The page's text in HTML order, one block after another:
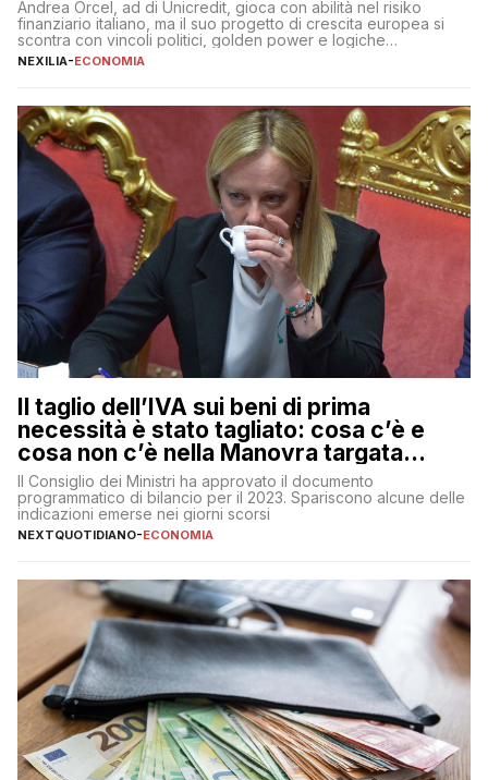
Andrea Orcel, ad di Unicredit, gioca con abilità nel risiko
finanziario italiano, ma il suo progetto di crescita europea si
scontra con vincoli politici, golden power e logiche
protezionistiche. Orcel e la mossa su Generali Andrea Orcel,
NEXILIA-ECONOMIA
Il taglio dell’IVA sui beni di prima
necessità è stato tagliato: cosa c’è e
cosa non c’è nella Manovra targata
Meloni
Il Consiglio dei Ministri ha approvato il documento
programmatico di bilancio per il 2023. Spariscono alcune delle
indicazioni emerse nei giorni scorsi
NEXTQUOTIDIANO-ECONOMIA